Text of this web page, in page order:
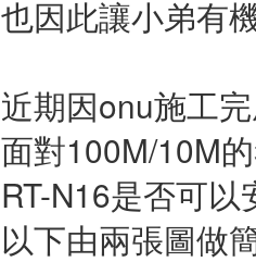
也因此讓小弟有
近期因onu施工
面對100M/10M
RT-N16是否可
以下由兩張圖做